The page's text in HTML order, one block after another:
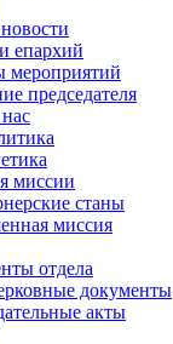
епархий
мероприятий
председателя
миссии
станы
миссия
отдела
документы
акты